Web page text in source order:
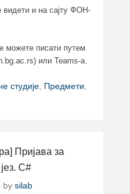
и на сајту ФОН-
можете писати путем
или Teams-a.
студије Предмети
Пријава за
C#
by silab